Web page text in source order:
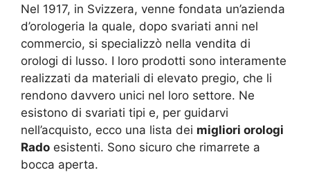
Nel 1917, in Svizzera, venne fondata un’azienda
d’orologeria la quale, dopo svariati anni nel
commercio, si specializzò nella vendita di
orologi di lusso. I loro prodotti sono interamente
realizzati da materiali di elevato pregio, che li
rendono davvero unici nel loro settore. Ne
esistono di svariati tipi e, per guidarvi
nell’acquisto, ecco una lista dei migliori orologi
Rado esistenti. Sono sicuro che rimarrete a
bocca aperta.